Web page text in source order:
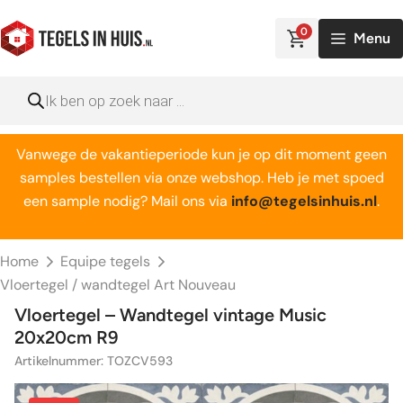
naar
de
0 Menu
zoeken
Vanwege de vakantieperiode kun je op dit moment geen
samples bestellen via onze webshop. Heb je met spoed
een sample nodig? Mail ons via info@tegelsinhuis.nl.
Home
Equipe tegels
Vloertegel / wandtegel Art Nouveau
Vloertegel – Wandtegel vintage Music
20x20cm R9
Artikelnummer: TOZCV593